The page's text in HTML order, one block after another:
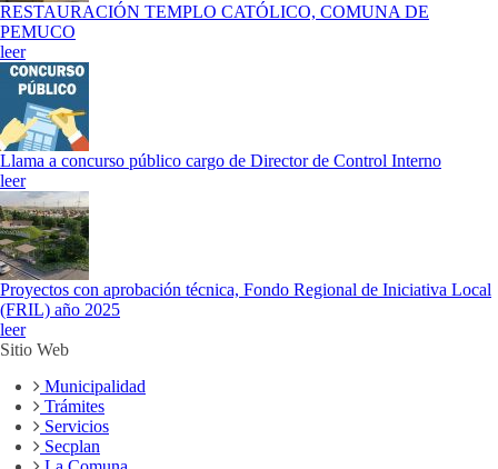
RESTAURACIÓN TEMPLO CATÓLICO, COMUNA DE
PEMUCO
leer
Llama a concurso público cargo de Director de Control Interno
leer
Proyectos con aprobación técnica, Fondo Regional de Iniciativa Local
(FRIL) año 2025
leer
Sitio Web
Municipalidad
Trámites
Servicios
Secplan